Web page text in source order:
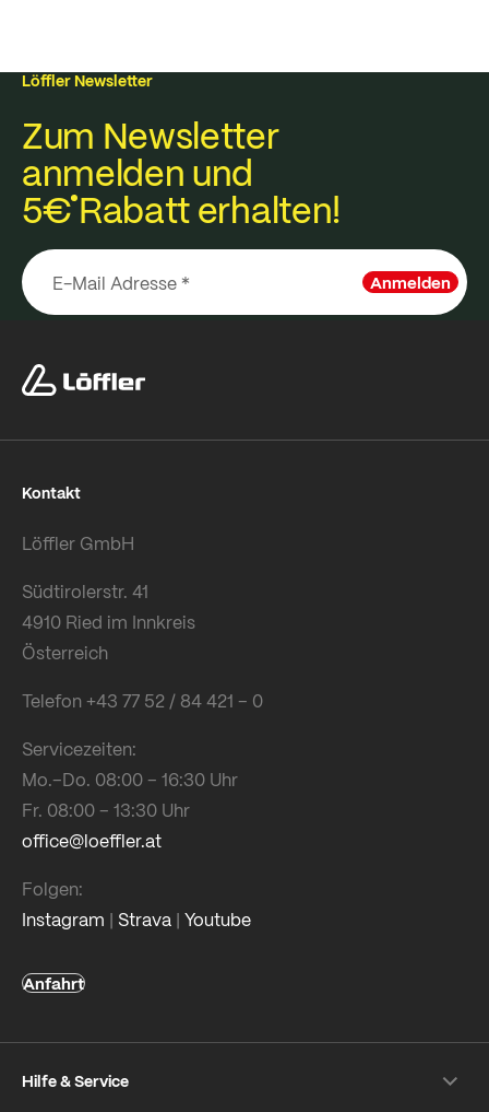
Löffler Newsletter
Zum Newsletter
anmelden und
5€Rabatt erhalten!
Anmelden
Kontakt
Löffler GmbH
Südtirolerstr. 41
4910 Ried im Innkreis
Österreich
Telefon +43 77 52 / 84 421 – 0
Servicezeiten:
Mo.–Do. 08:00 – 16:30 Uhr
Fr. 08:00 – 13:30 Uhr
office@loeffler.at
Folgen:
Instagram | Strava | Youtube
Anfahrt
Hilfe & Service